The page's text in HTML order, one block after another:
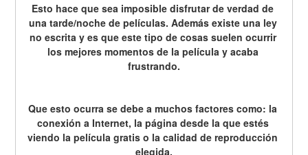
Esto hace que sea imposible disfrutar de verdad de
una tarde/noche de películas. Además existe una ley
no escrita y es que este tipo de cosas suelen ocurrir
los mejores momentos de la película y acaba
frustrando.
Que esto ocurra se debe a muchos factores como: la
conexión a Internet, la página desde la que estés
viendo la película gratis o la calidad de reproducción
elegida.